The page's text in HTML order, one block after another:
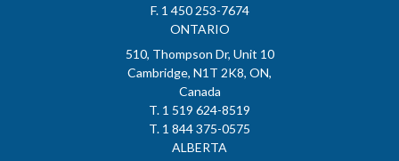
F. 1 450 253-7674
ONTARIO
510, Thompson Dr, Unit 10
Cambridge, N1T 2K8, ON,
Canada
T. 1 519 624-8519
T. 1 844 375-0575
ALBERTA